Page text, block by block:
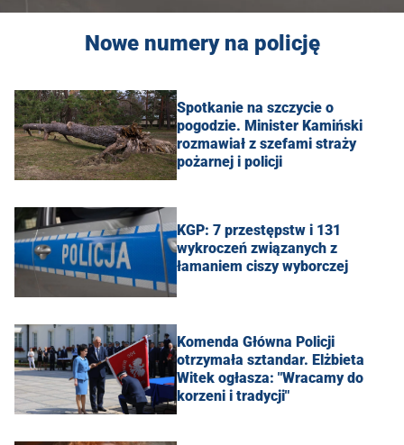
Nowe numery na policję
Spotkanie na szczycie o
pogodzie. Minister Kamiński
rozmawiał z szefami straży
pożarnej i policji
KGP: 7 przestępstw i 131
wykroczeń związanych z
łamaniem ciszy wyborczej
Komenda Główna Policji
otrzymała sztandar. Elżbieta
Witek ogłasza: "Wracamy do
korzeni i tradycji"